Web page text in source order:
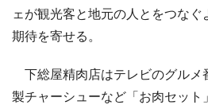
ェが観光客と地元の人とをつなぐ
期待を寄せる。
下総屋精肉店はテレビのグルメ
製チャーシューなど「お肉セット